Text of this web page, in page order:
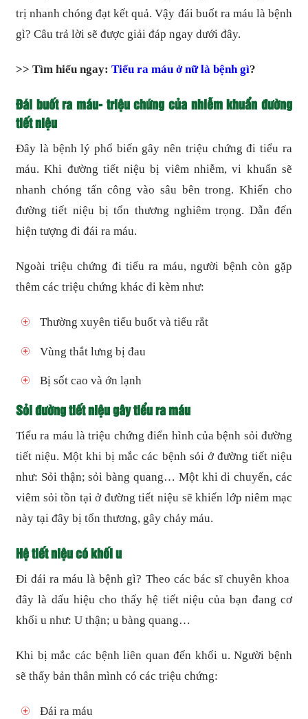
trị nhanh chóng đạt kết quả. Vậy đái buốt ra máu là bệnh
gì? Câu trả lời sẽ được giải đáp ngay dưới đây.
>> Tìm hiểu ngay:Tiểu ra máu ở nữ là bệnh gì?
Đái buốt ra máu- triệu chứng của nhiễm khuẩn đường
tiết niệu
Đây là bệnh lý phổ biến gây nên triệu chứng đi tiểu ra
máu. Khi đường tiết niệu bị viêm nhiễm, vi khuẩn sẽ
nhanh chóng tấn công vào sâu bên trong. Khiến cho
đường tiết niệu bị tổn thương nghiêm trọng. Dẫn đến
hiện tượng đi đái ra máu.
Ngoài triệu chứng đi tiểu ra máu, người bệnh còn gặp
thêm các triệu chứng khác đi kèm như:
Thường xuyên tiểu buốt và tiểu rắt
Vùng thắt lưng bị đau
Bị sốt cao và ớn lạnh
Sỏi đường tiết niệu gây tiểu ra máu
Tiểu ra máu là triệu chứng điển hình của bệnh sỏi đường
tiết niệu. Một khi bị mắc các bệnh sỏi ở đường tiết niệu
như: Sỏi thận; sỏi bàng quang… Một khi di chuyển, các
viêm sỏi tồn tại ở đường tiết niệu sẽ khiến lớp niêm mạc
này tại đây bị tổn thương, gây chảy máu.
Hệ tiết niệu có khối u
Đi đái ra máu là bệnh gì? Theo các bác sĩ chuyên khoa
đây là dấu hiệu cho thấy hệ tiết niệu của bạn đang cơ
khối u như: U thận; u bàng quang…
Khi bị mắc các bệnh liên quan đến khối u. Người bệnh
sẽ thấy bản thân mình có các triệu chứng:
Đái ra máu